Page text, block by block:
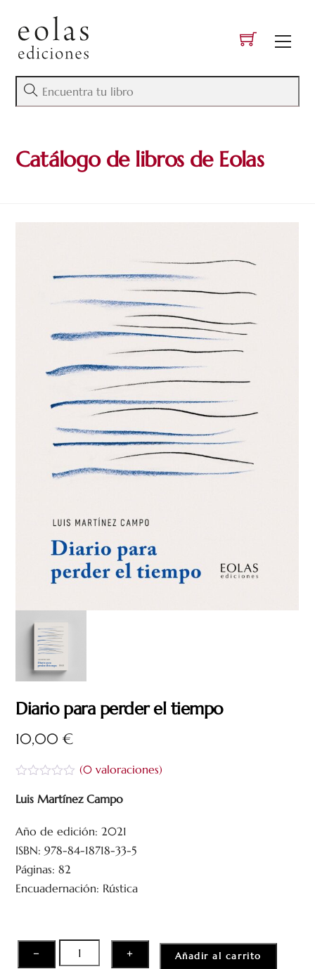
content
Catálogo de libros de Eolas
Diario para perder el tiempo
10,00€
a
r
d
o
c
o
5
(0valoraciones)
Luis Martínez Campo
Año de edición: 2021
ISBN: 978-84-18718-33-5
Páginas: 82
Encuadernación: Rústica
−
Diario
+ Añadir al carrito